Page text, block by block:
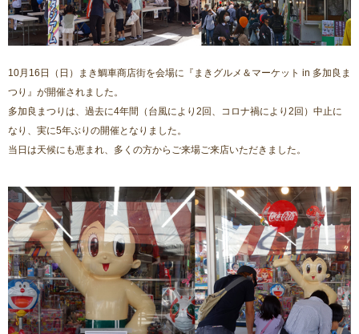
10月16日（日）まき鯛車商店街を会場に『まきグルメ＆マーケット in 多加良ま
つり』が開催されました。
多加良まつりは、過去に4年間（台風により2回、コロナ禍により2回）中止に
なり、実に5年ぶりの開催となりました。
当日は天候にも恵まれ、多くの方からご来場ご来店いただきました。